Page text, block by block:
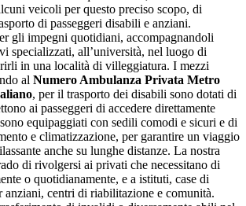
veicoli per questo preciso scopo, di
di passeggeri disabili e anziani.
gli impegni quotidiani, accompagnandoli
specializzati, all’università, nel luogo di
in una località di villeggiatura. I mezzi
al Numero Ambulanza Privata Metro
, per il trasporto dei disabili sono dotati di
ai passeggeri di accedere direttamente
equipaggiati con sedili comodi e sicuri e di
e climatizzazione, per garantire un viaggio
anche su lunghe distanze. La nostra
di rivolgersi ai privati che necessitano di
o quotidianamente, e a istituti, case di
anziani, centri di riabilitazione e comunità.